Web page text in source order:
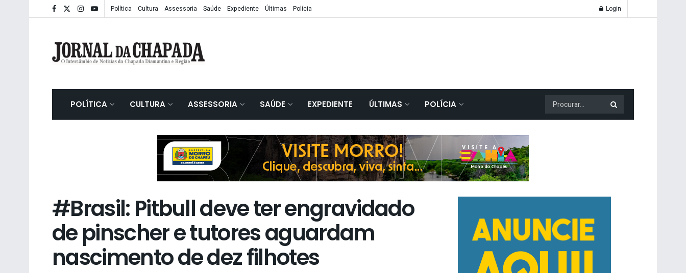
Política Cultura Assessoria Saúde Expediente Últimas Polícia Login
POLÍTICA CULTURA ASSESSORIA SAÚDE EXPEDIENTE ÚLTIMAS POLÍCIA
#Brasil: Pitbull deve ter engravidado
de pinscher e tutores aguardam
nascimento de dez filhotes